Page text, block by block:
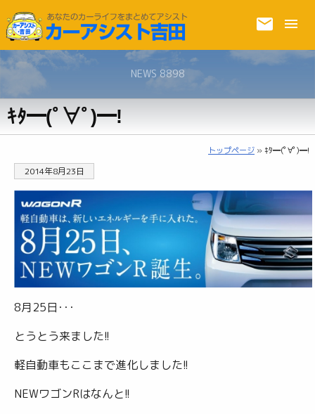
NEWS 8898
ｷﾀ━(ﾟ∀ﾟ)━!
トップページ » ｷﾀ━(ﾟ∀ﾟ)━!
2014年8月23日
8月25日･･･
とうとう来ました!!
軽自動車もここまで進化しました!!
NEWワゴンRはなんと!!